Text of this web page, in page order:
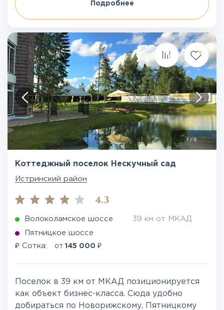
Подробнее
/ 6
Коттеджный поселок Нескучный сад
Истринский район
4.3
Волоколамское шоссе 39 км от МКАД
Пятницкое шоссе
₽ Сотка: от 145 000 ₽
Поселок в 39 км от МКАД позиционируется
как объект бизнес-класса. Сюда удобно
добираться по Новорижскому, Пятницкому